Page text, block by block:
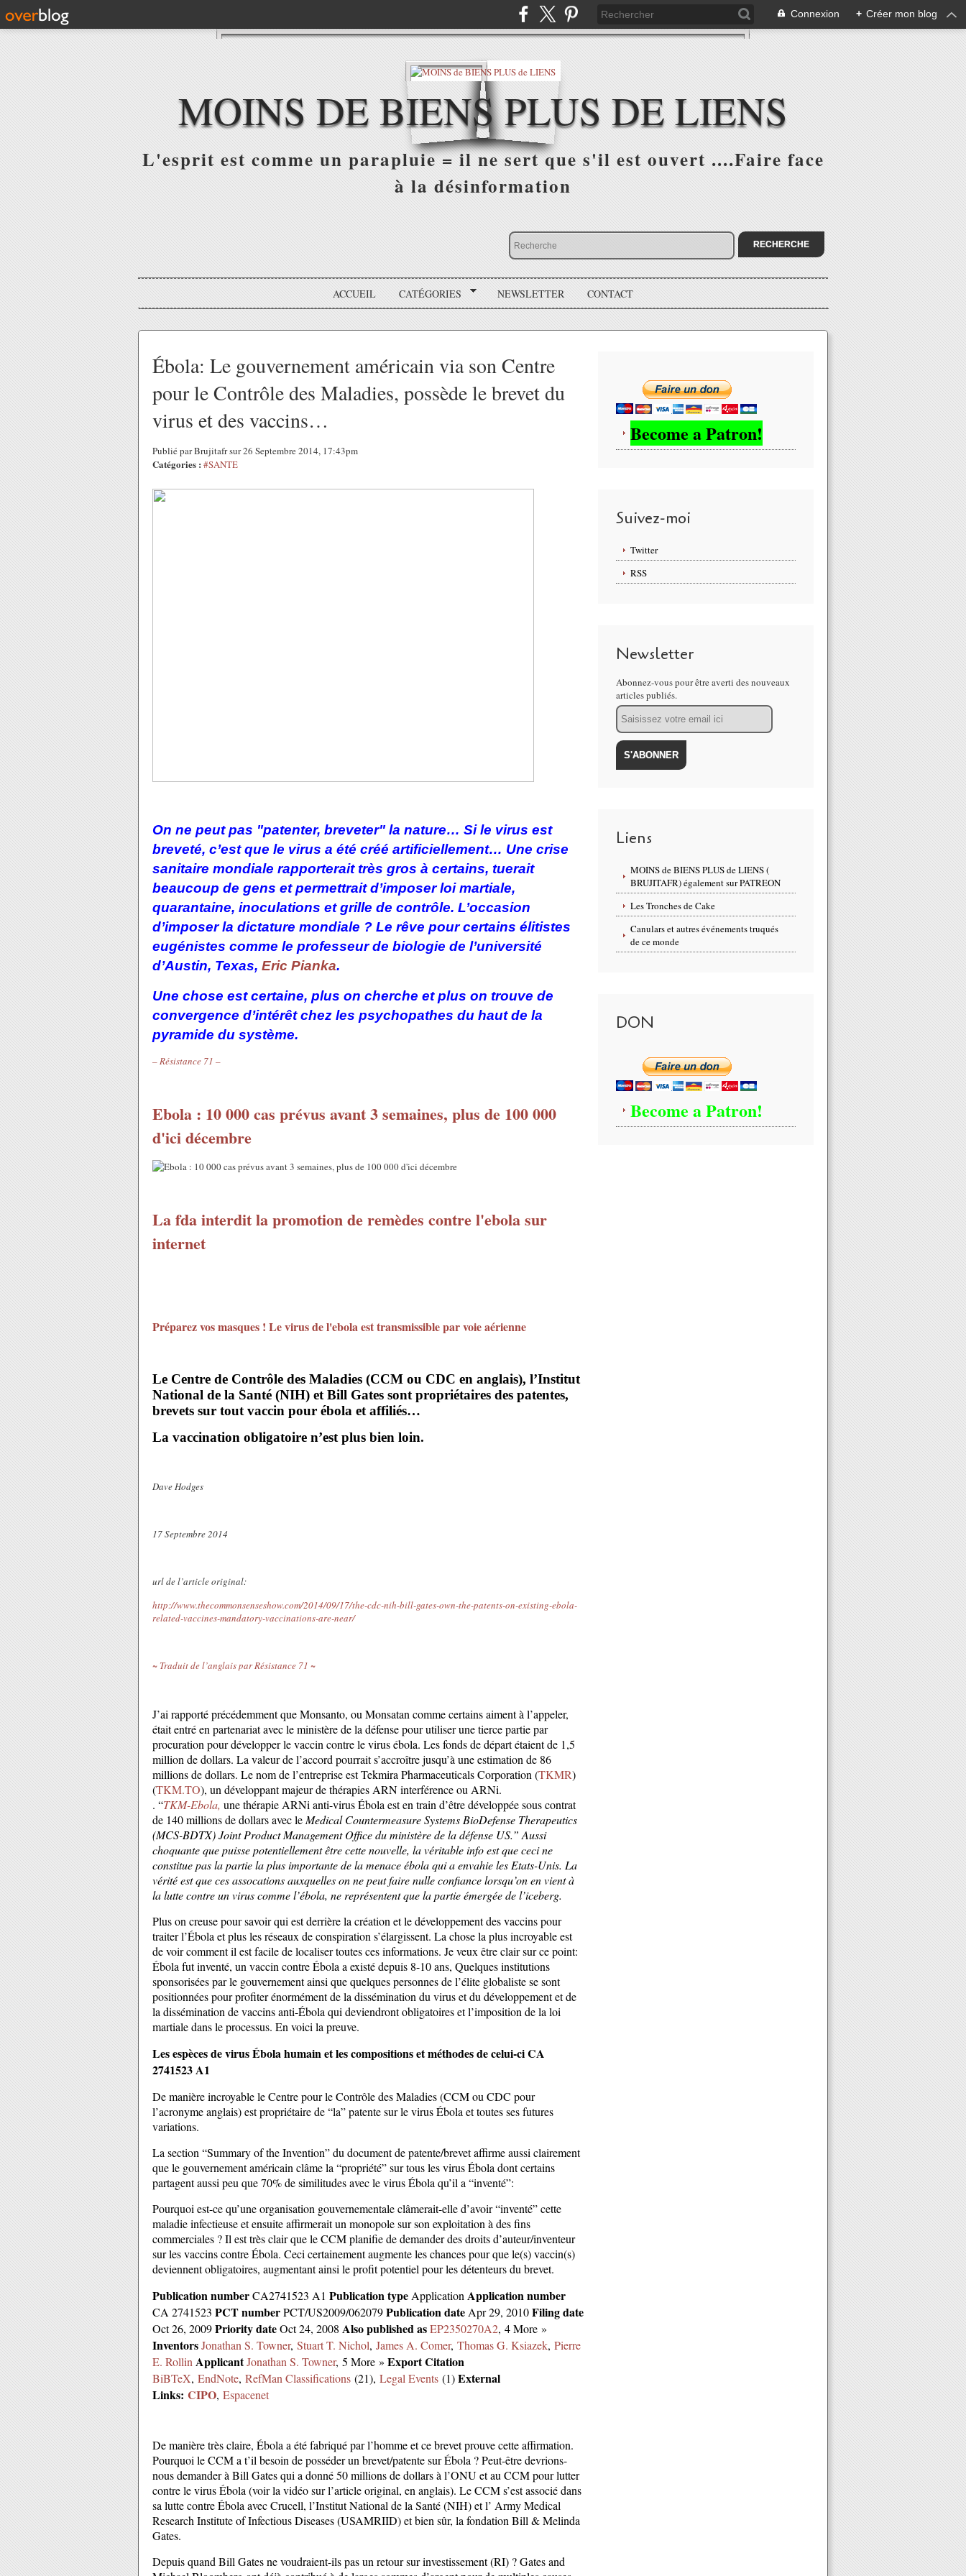
Connexion + Créer mon blog
MOINS DE BIENS PLUS DE LIENS
L'esprit est comme un parapluie = il ne sert que s'il est ouvert ....Faire face
à la désinformation
ACCUEIL CATÉGORIES NEWSLETTER CONTACT
Ébola: Le gouvernement américain via son Centre
pour le Contrôle des Maladies, possède le brevet du
virus et des vaccins…
Publié par Brujitafr sur 26 Septembre 2014, 17:43pm
Catégories : #SANTE
On ne peut pas "patenter, breveter" la nature… Si le virus est
breveté, c’est que le virus a été créé artificiellement… Une crise
sanitaire mondiale rapporterait très gros à certains, tuerait
beaucoup de gens et permettrait d’imposer loi martiale,
quarantaine, inoculations et grille de contrôle. L’occasion
d’imposer la dictature mondiale ? Le rêve pour certains élitistes
eugénistes comme le professeur de biologie de l’université
d’Austin, Texas, Eric Pianka.
Une chose est certaine, plus on cherche et plus on trouve de
convergence d’intérêt chez les psychopathes du haut de la
pyramide du système.
– Résistance 71 –
Ebola : 10 000 cas prévus avant 3 semaines, plus de 100 000
d'ici décembre
La fda interdit la promotion de remèdes contre l'ebola sur
internet
Préparez vos masques ! Le virus de l'ebola est transmissible par voie aérienne
Le Centre de Contrôle des Maladies (CCM ou CDC en anglais), l’Institut
National de la Santé (NIH) et Bill Gates sont propriétaires des patentes,
brevets sur tout vaccin pour ébola et affiliés…
La vaccination obligatoire n’est plus bien loin.
Dave Hodges
17 Septembre 2014
url de l’article original:
http://www.thecommonsenseshow.com/2014/09/17/the-cdc-nih-bill-gates-own-the-patents-on-existing-ebola-
related-vaccines-mandatory-vaccinations-are-near/
~ Traduit de l’anglais par Résistance 71 ~
J’ai rapporté précédemment que Monsanto, ou Monsatan comme certains aiment à l’appeler,
était entré en partenariat avec le ministère de la défense pour utiliser une tierce partie par
procuration pour développer le vaccin contre le virus ébola. Les fonds de départ étaient de 1,5
million de dollars. La valeur de l’accord pourrait s’accroître jusqu’à une estimation de 86
millions de dollars. Le nom de l’entreprise est Tekmira Pharmaceuticals Corporation (TKMR)
(TKM.TO), un développant majeur de thérapies ARN interférence ou ARNi.
. “TKM-Ebola, une thérapie ARNi anti-virus Ébola est en train d’être développée sous contrat
de 140 millions de dollars avec le Medical Countermeasure Systems BioDefense Therapeutics
(MCS-BDTX) Joint Product Management Office du ministère de la défense US.” Aussi
choquante que puisse potentiellement être cette nouvelle, la véritable info est que ceci ne
constitue pas la partie la plus importante de la menace ébola qui a envahie les Etats-Unis. La
vérité est que ces assocations auxquelles on ne peut faire nulle confiance lorsqu’on en vient à
la lutte contre un virus comme l’ébola, ne représentent que la partie émergée de l’iceberg.
Plus on creuse pour savoir qui est derrière la création et le développement des vaccins pour
traiter l’Ébola et plus les réseaux de conspiration s’élargissent. La chose la plus incroyable est
de voir comment il est facile de localiser toutes ces informations. Je veux être clair sur ce point:
Ébola fut inventé, un vaccin contre Ébola a existé depuis 8-10 ans, Quelques institutions
sponsorisées par le gouvernement ainsi que quelques personnes de l’élite globaliste se sont
positionnées pour profiter énormément de la dissémination du virus et du développement et de
la dissémination de vaccins anti-Ébola qui deviendront obligatoires et l’imposition de la loi
martiale dans le processus. En voici la preuve.
Les espèces de virus Ébola humain et les compositions et méthodes de celui-ci CA
2741523 A1
De manière incroyable le Centre pour le Contrôle des Maladies (CCM ou CDC pour
l’acronyme anglais) est propriétaire de “la” patente sur le virus Ébola et toutes ses futures
variations.
La section “Summary of the Invention” du document de patente/brevet affirme aussi clairement
que le gouvernement américain clâme la “propriété” sur tous les virus Ébola dont certains
partagent aussi peu que 70% de similitudes avec le virus Ébola qu’il a “inventé”:
Pourquoi est-ce qu’une organisation gouvernementale clâmerait-elle d’avoir “inventé” cette
maladie infectieuse et ensuite affirmerait un monopole sur son exploitation à des fins
commerciales ? Il est très clair que le CCM planifie de demander des droits d’auteur/inventeur
sur les vaccins contre Ébola. Ceci certainement augmente les chances pour que le(s) vaccin(s)
deviennent obligatoires, augmentant ainsi le profit potentiel pour les détenteurs du brevet.
Publication numberCA2741523 A1 Publication type Application Application number
CA 2741523 PCT numberPCT/US2009/062079Publication date Apr 29, 2010Filing date
Oct 26, 2009Priority dateOct 24, 2008 Also published asEP2350270A2, 4 More »
InventorsJonathan S. Towner, Stuart T. Nichol, James A. Comer, Thomas G. Ksiazek, Pierre
E. Rollin ApplicantJonathan S. Towner, 5 More » Export Citation
BiBTeX, EndNote, RefMan Classifications (21), Legal Events (1)External
Links: CIPO, Espacenet
De manière très claire, Ébola a été fabriqué par l’homme et ce brevet prouve cette affirmation.
Pourquoi le CCM a t’il besoin de posséder un brevet/patente sur Ébola ? Peut-être devrions-
nous demander à Bill Gates qui a donné 50 millions de dollars à l’ONU et au CCM pour lutter
contre le virus Ébola (voir la vidéo sur l’article original, en anglais). Le CCM s’est associé dans
sa lutte contre Ébola avec Crucell, l’Institut National de la Santé (NIH) et l’ Army Medical
Research Institute of Infectious Diseases (USAMRIID) et bien sûr, la fondation Bill & Melinda
Gates.
Depuis quand Bill Gates ne voudraient-ils pas un retour sur investissement (RI) ? Gates and
Become a Patron!
Suivez-moi
Twitter
RSS
Newsletter
Abonnez-vous pour être averti des nouveaux
articles publiés.
Email
Liens
MOINS de BIENS PLUS de LIENS (
BRUJITAFR) également sur PATREON
Les Tronches de Cake
Canulars et autres événements truqués
de ce monde
DON
Become a Patron!